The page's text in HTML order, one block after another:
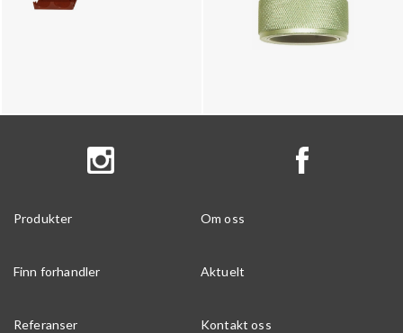
Produkter Om oss
Finn forhandler Aktuelt
Referanser Kontakt oss